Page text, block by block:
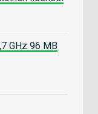
GHz 96 MB